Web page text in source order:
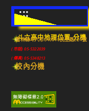
:::
斗六高中地理位置-分機
雲林縣斗六市640010民生路224號
(市話) 05-5322039
(傳真) 05-5348213
校內分機